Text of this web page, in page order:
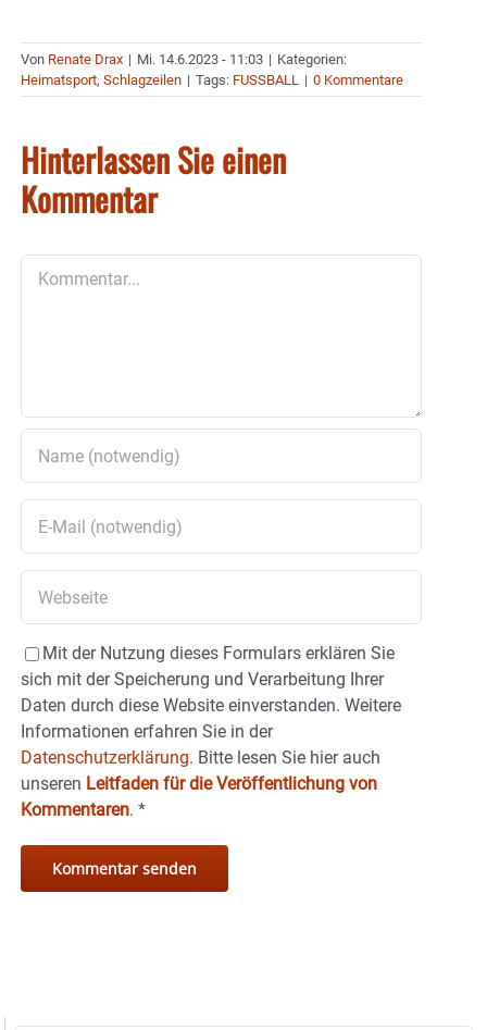
Von Renate Drax | Mi. 14.6.2023 - 11:03 | Kategorien:
Heimatsport, Schlagzeilen | Tags: FUSSBALL | 0 Kommentare
Hinterlassen Sie einen
Kommentar
Mit der Nutzung dieses Formulars erklären Sie
sich mit der Speicherung und Verarbeitung Ihrer
Daten durch diese Website einverstanden. Weitere
Informationen erfahren Sie in der
Datenschutzerklärung. Bitte lesen Sie hier auch
unseren Leitfaden für die Veröffentlichung von
Kommentaren. *